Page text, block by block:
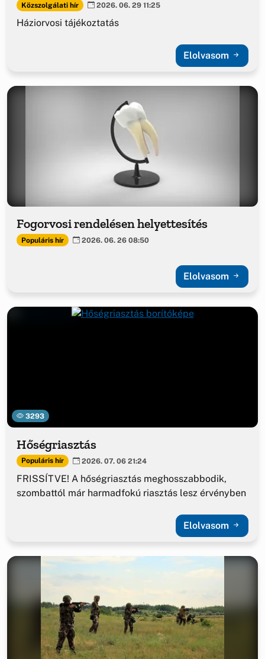
Közszolgálati hír 2026. 06. 29 11:25
Háziorvosi tájékoztatás
Elolvasom
Fogorvosi rendelésen helyettesítés
Populáris hír 2026. 06. 26 08:50
Elolvasom
3293
Hőségriasztás
Populáris hír 2026. 07. 06 21:24
FRISSÍTVE! A hőségriasztás meghosszabbodik,
szombattól már harmadfokú riasztás lesz érvényben
Elolvasom